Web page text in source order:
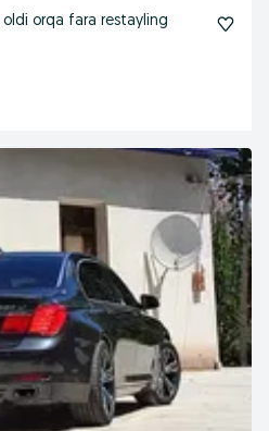
orqa fara restayling